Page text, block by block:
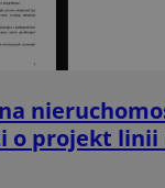
o projekt linii